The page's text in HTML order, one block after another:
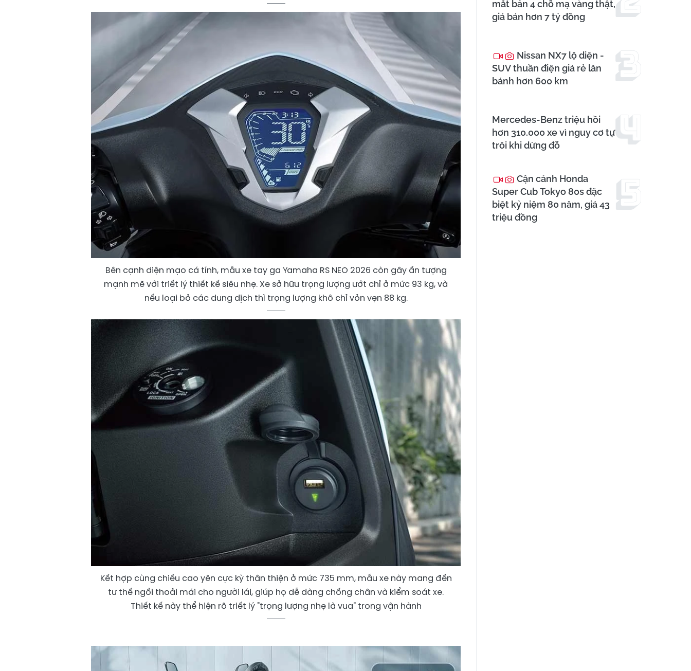
Bên cạnh diện mạo cá tính, mẫu xe tay ga Yamaha RS NEO 2026 còn gây ấn tượng
mạnh mẽ với triết lý thiết kế siêu nhẹ. Xe sở hữu trọng lượng ướt chỉ ở mức 93 kg, và
nếu loại bỏ các dung dịch thì trọng lượng khô chỉ vỏn vẹn 88 kg.
Kết hợp cùng chiều cao yên cực kỳ thân thiện ở mức 735 mm, mẫu xe này mang đến
tư thế ngồi thoải mái cho người lái, giúp họ dễ dàng chống chân và kiểm soát xe.
Thiết kế này thể hiện rõ triết lý "trọng lượng nhẹ là vua" trong vận hành
mắt bản 4 chỗ mạ vàng thật,
giá bán hơn 7 tỷ đồng
Nissan NX7 lộ diện -
SUV thuần điện giá rẻ lăn
bánh hơn 600 km
Mercedes-Benz triệu hồi
hơn 310.000 xe vì nguy cơ tự
trôi khi dừng đỗ
Cận cảnh Honda
Super Cub Tokyo 80s đặc
biệt kỷ niệm 80 năm, giá 43
triệu đồng